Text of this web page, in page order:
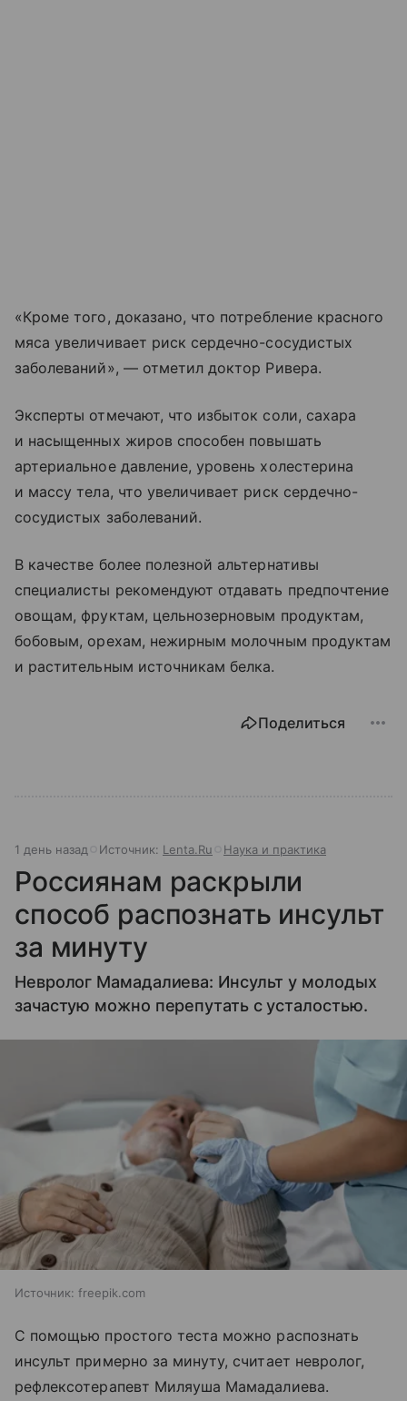
«Кроме того, доказано, что потребление красного
мяса увеличивает риск сердечно-сосудистых
заболеваний», — отметил доктор Ривера.
Эксперты отмечают, что избыток соли, сахара
и насыщенных жиров способен повышать
артериальное давление, уровень холестерина
и массу тела, что увеличивает риск сердечно-
сосудистых заболеваний.
В качестве более полезной альтернативы
специалисты рекомендуют отдавать предпочтение
овощам, фруктам, цельнозерновым продуктам,
бобовым, орехам, нежирным молочным продуктам
и растительным источникам белка.
Поделиться
1 день назад Источник: Lenta.Ru Наука и практика
Россиянам раскрыли
способ распознать инсульт
за минуту
Невролог Мамадалиева: Инсульт у молодых
зачастую можно перепутать с усталостью.
Источник: freepik.com
С помощью простого теста можно распознать
инсульт примерно за минуту, считает невролог,
рефлексотерапевт Миляуша Мамадалиева.